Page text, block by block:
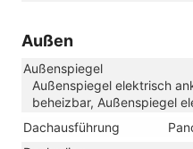
Außen
Außenspiegel
Außenspiegel elektrisch
beheizbar, Außenspiegel
Dachausführung